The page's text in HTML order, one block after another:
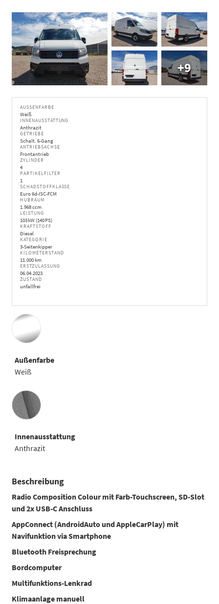
+9
AUSSENFARBE
Weiß
INNENAUSSTATTUNG
Anthrazit
GETRIEBE
Schalt. 6-Gang
ANTRIEBSACHSE
Frontantrieb
ZYLINDER
4
PARTIKELFILTER
1
SCHADSTOFFKLASSE
Euro 6d-ISC-FCM
HUBRAUM
1.968 ccm
LEISTUNG
103 kW (140 PS)
KRAFTSTOFF
Diesel
KATEGORIE
3-Seitenkipper
KILOMETERSTAND
11.000 km
ERSTZULASSUNG
06.04.2023
ZUSTAND
unfallfrei
Außenfarbe
Weiß
Innenausstattung
Innenausstattung
Anthrazit
Beschreibung
Radio Composition Colour mit Farb-Touchscreen, SD-Slot
und 2x USB-C Anschluss
AppConnect (AndroidAuto und AppleCarPlay) mit
Navifunktion via Smartphone
Bluetooth Freisprechung
Bordcomputer
Multifunktions-Lenkrad
Klimaanlage manuell